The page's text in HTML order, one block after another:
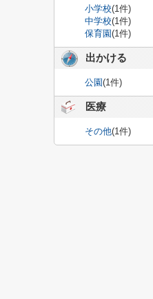
小学校(1件)
中学校(1件)
保育園(1件)
出かける
公園(1件)
医療
その他(1件)